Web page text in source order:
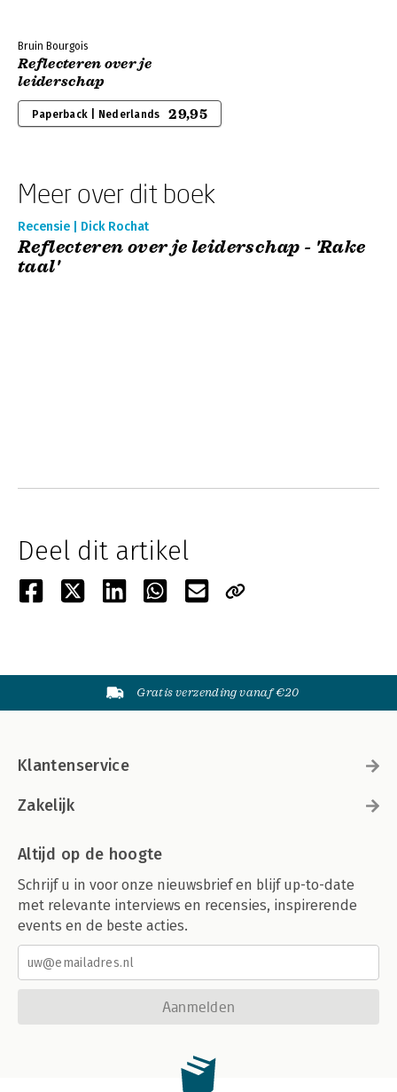
Bruin Bourgois
Reflecteren over je
leiderschap
Paperback | Nederlands 29,95
Meer over dit boek
Recensie | Dick Rochat
Reflecteren over je leiderschap - 'Rake
taal'
Deel dit artikel
Gratis verzending vanaf €20
Klantenservice
Zakelijk
Altijd op de hoogte
Schrijf u in voor onze nieuwsbrief en blijf up-to-date
met relevante interviews en recensies, inspirerende
events en de beste acties.
Aanmelden